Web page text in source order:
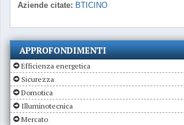
Aziende citate: BTICINO
APPROFONDIMENTI
Efficienza energetica
Sicurezza
Domotica
Illuminotecnica
Mercato